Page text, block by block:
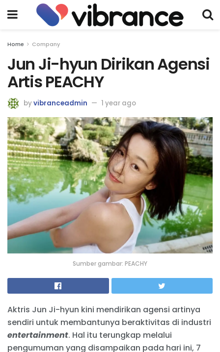
Home Company
Jun Ji-hyun Dirikan Agensi
Artis PEACHY
byvibranceadmin 1 year ago
Sumber gambar: PEACHY
Aktris Jun Ji-hyun kini mendirikan agensi artinya
sendiri untuk membantunya beraktivitas di industri
entertainment. Hal itu terungkap melalui
pengumuman yang disampaikan pada hari ini, 7